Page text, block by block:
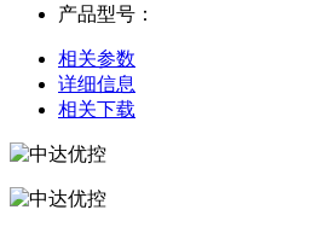
产品型号：
相关参数
详细信息
相关下载